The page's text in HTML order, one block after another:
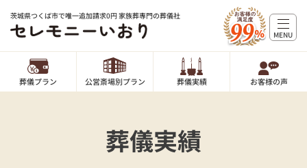
茨城県つくば市で唯一追加請求0円 家族葬専門の葬儀社
葬儀プラン 公営斎場別プラン 葬儀実績 お客様の声
MENU
葬儀実績